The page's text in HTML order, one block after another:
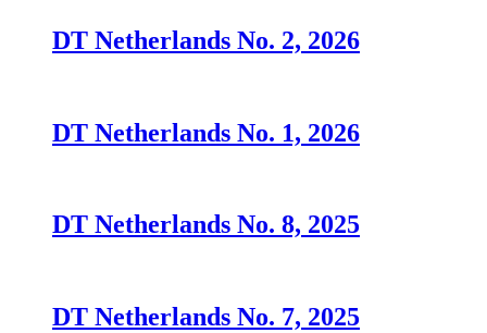
DT Netherlands No. 2, 2026
DT Netherlands No. 1, 2026
DT Netherlands No. 8, 2025
DT Netherlands No. 7, 2025